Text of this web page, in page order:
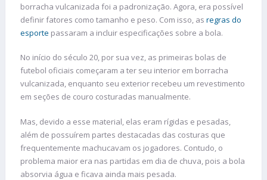
borracha vulcanizada foi a padronização. Agora, era possível
definir fatores como tamanho e peso. Com isso, as regras do
esporte passaram a incluir especificações sobre a bola.
No início do século 20, por sua vez, as primeiras bolas de
futebol oficiais começaram a ter seu interior em borracha
vulcanizada, enquanto seu exterior recebeu um revestimento
em seções de couro costuradas manualmente.
Mas, devido a esse material, elas eram rígidas e pesadas,
além de possuírem partes destacadas das costuras que
frequentemente machucavam os jogadores. Contudo, o
problema maior era nas partidas em dia de chuva, pois a bola
absorvia água e ficava ainda mais pesada.